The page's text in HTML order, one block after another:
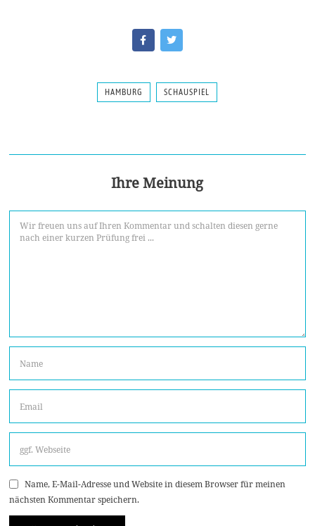
HAMBURG SCHAUSPIEL
Ihre Meinung
Name, E-Mail-Adresse und Website in diesem Browser für meinen
nächsten Kommentar speichern.